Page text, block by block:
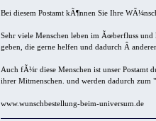
Bei diesem Postamt kÃ¶nnen Sie Ihre
Sehr viele Menschen leben im Ãœberfluss
geben, die gerne helfen und dadurch Â
Auch fÃ¼r diese Menschen ist unser Postamt
ihrer Mitmenschen. und werden dadurch zum
www.wunschbestellung-beim-universum.de